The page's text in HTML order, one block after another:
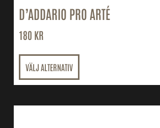
D’ADDARIO PRO ARTÉ
180 KR
VÄLJ ALTERNATIV